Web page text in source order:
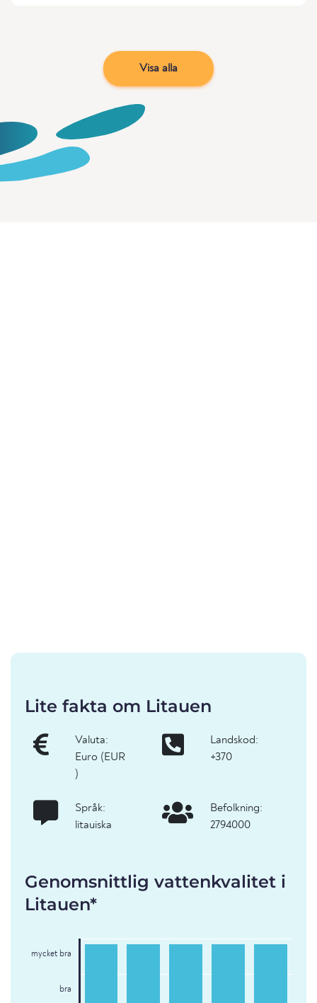
Visa alla
Lite fakta om Litauen
Valuta:
Euro (EUR
)
Landskod:
+370
Språk:
litauiska
Befolkning:
2794000
Genomsnittlig vattenkvalitet i
Litauen*
mycket bra
bra